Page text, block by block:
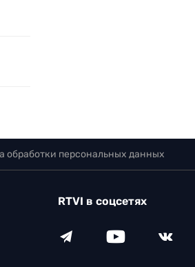
обработки персональных данных
RTVI в соцсетях